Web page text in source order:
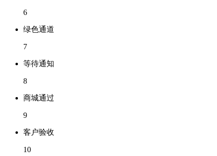
6
绿色通道
7
等待通知
8
商城通过
9
客户验收
10